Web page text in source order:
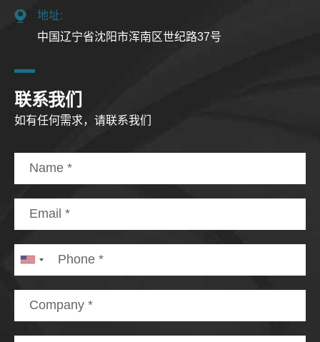
地址:
中国辽宁省沈阳市浑南区世纪路37号
联系我们
如有任何需求，请联系我们